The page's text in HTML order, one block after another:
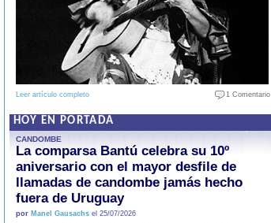
Leer artículo completo 1 Comentario
HOY EN PORTADA
CANDOMBE
La comparsa Bantú celebra su 10º
aniversario con el mayor desfile de
llamadas de candombe jamás hecho
fuera de Uruguay
por Manel Gausachsel 25/07/2026